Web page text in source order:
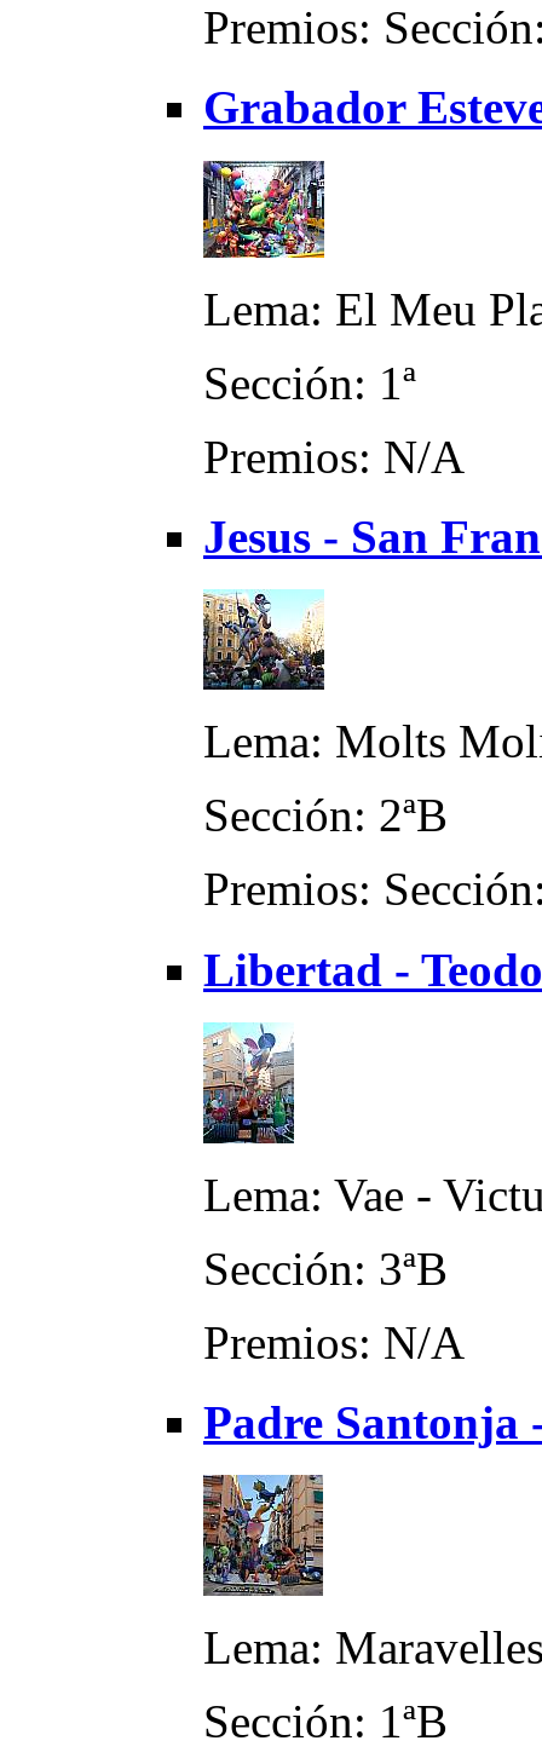
Premios:
Grabador
Lema: El Meu
Sección: 1ª
Premios: N/A
Jesus - San
Lema: Molts
Sección: 2ªB
Premios:
Libertad -
Lema: Vae -
Sección: 3ªB
Premios: N/A
Padre Santonja
Lema:
Sección: 1ªB